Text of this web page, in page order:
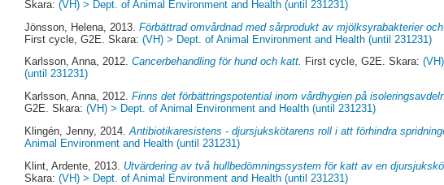
Skara:(VH) > Dept. of Animal Environment and Health (until 231231)
Jönsson, Helena , 2013.Förbättrad omvårdnad med sårprodukt av mjölksyrabakterier
First cycle, G2E. Skara:(VH) > Dept. of Animal Environment and Health (until 231231)
Karlsson, Anna, 2012.Cancerbehandling för hund och katt. First cycle, G2E. Skara:
(until 231231)
Karlsson, Anna, 2012.Finns det förbättringspotential inom vårdhygien på
G2E. Skara:(VH) > Dept. of Animal Environment and Health (until 231231)
Klingén, Jenny, 2014.Antibiotikaresistens - djursjukskötarens roll i att förhindra
Animal Environment and Health (until 231231)
Klint, Ardente , 2013. Utvärdering av två hullbedömningssystem för katt av en
Skara:(VH) > Dept. of Animal Environment and Health (until 231231)